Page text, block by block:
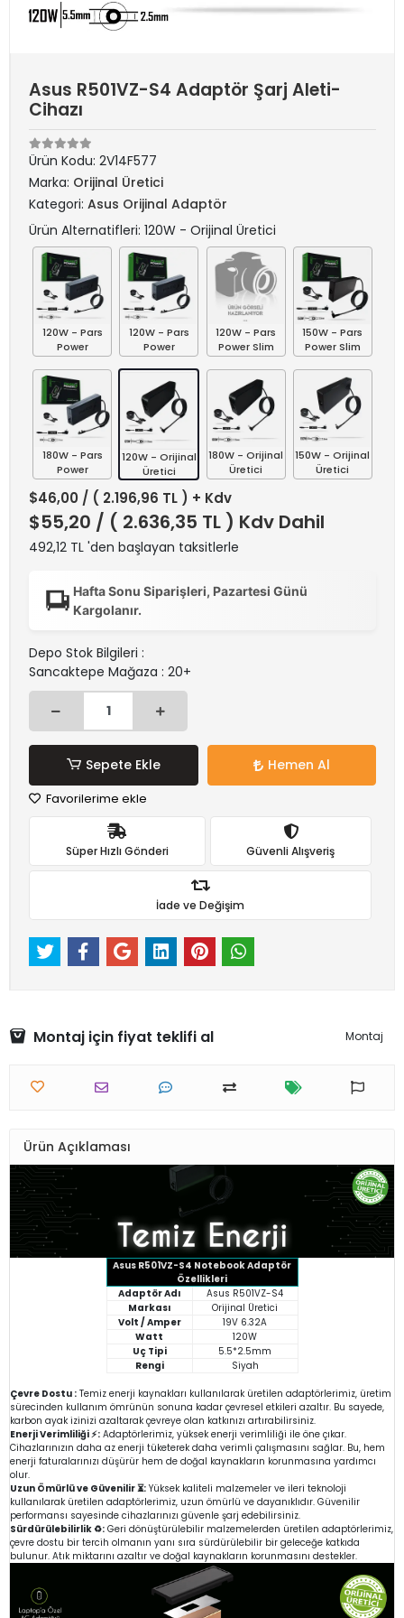
Asus R501VZ-S4 Adaptör Şarj Aleti-
Cihazı
Ürün Kodu: 2V14F577
Marka: Orijinal Üretici
Kategori: Asus Orijinal Adaptör
Ürün Alternatifleri: 120W - Orijinal Üretici
120W - Pars
Power
120W - Pars
Power
120W - Pars
Power Slim
150W - Pars
Power Slim
180W - Pars
Power
120W - Orijinal
Üretici
180W - Orijinal
Üretici
150W - Orijinal
Üretici
$46,00 / ( 2.196,96 TL ) + Kdv
$55,20 / ( 2.636,35 TL ) Kdv Dahil
492,12 TL 'den başlayan taksitlerle
Hafta Sonu Siparişleri, Pazartesi Günü
Kargolanır.
Depo Stok Bilgileri :
Sancaktepe Mağaza : 20+
Sepete Ekle Hemen Al
Favorilerime ekle
Süper Hızlı Gönderi Güvenli Alışveriş
İade ve Değişim
Montaj için fiyat teklifi al Montaj
Ürün Açıklaması
Asus R501VZ-S4 Notebook Adaptör
Özellikleri
Adaptör Adı
Asus R501VZ-S4
Markası
Orijinal Üretici
Volt / Amper
19V 6.32A
Watt
120W
Uç Tipi
5.5*2.5mm
Rengi
Siyah
Çevre Dostu : Temiz enerji kaynakları kullanılarak üretilen adaptörlerimiz, üretim
sürecinden kullanım ömrünün sonuna kadar çevresel etkileri azaltır. Bu sayede,
karbon ayak izinizi azaltarak çevreye olan katkınızı artırabilirsiniz.
Enerji Verimliliği ⚡: Adaptörlerimiz, yüksek enerji verimliliği ile öne çıkar.
Cihazlarınızın daha az enerji tüketerek daha verimli çalışmasını sağlar. Bu, hem
enerji faturalarınızı düşürür hem de doğal kaynakların korunmasına yardımcı
olur.
Uzun Ömürlü ve Güvenilir ⏳: Yüksek kaliteli malzemeler ve ileri teknoloji
kullanılarak üretilen adaptörlerimiz, uzun ömürlü ve dayanıklıdır. Güvenilir
performansı sayesinde cihazlarınızı güvenle şarj edebilirsiniz.
Sürdürülebilirlik ♻️: Geri dönüştürülebilir malzemelerden üretilen adaptörlerimiz,
çevre dostu bir tercih olmanın yanı sıra sürdürülebilir bir geleceğe katkıda
bulunur. Atık miktarını azaltır ve doğal kaynakların korunmasını destekler.